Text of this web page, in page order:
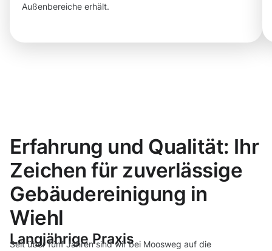
Außenbereiche erhält.
Erfahrung und Qualität: Ihr
Zeichen für zuverlässige
Gebäudereinigung in
Wiehl
Langjährige Praxis
Seit über fünf Jahren sind wir bei Moosweg auf die